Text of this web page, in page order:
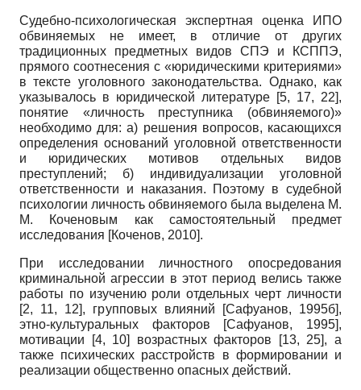
Судебно-психологическая экспертная оценка ИПО
обвиняемых не имеет, в отличие от других
традиционных предметных видов СПЭ и КСППЭ,
прямого соотнесения с «юридическими критериями»
в тексте уголовного законодательства. Однако, как
указывалось в юридической литературе [5, 17, 22],
понятие «личность преступника (обвиняемого)»
необходимо для: а) решения вопросов, касающихся
определения оснований уголовной ответственности
и юридических мотивов отдельных видов
преступлений; б) индивидуализации уголовной
ответственности и наказания. Поэтому в судебной
психологии личность обвиняемого была выделена М.
М. Коченовым как самостоятельный предмет
исследования [Коченов, 2010].
При исследовании личностного опосредования
криминальной агрессии в этот период велись также
работы по изучению роли отдельных черт личности
[2, 11, 12], групповых влияний
[Сафуанов, 1995б],
этно-культуральных факторов [Сафуанов, 1995],
мотивации [4, 10] возрастных факторов [13, 25], а
также психических расстройств в формировании и
реализации общественно опасных действий.